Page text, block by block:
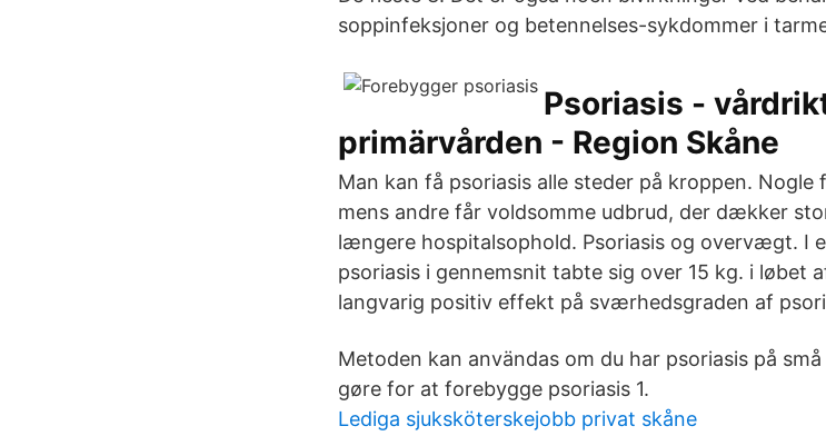
soppinfeksjoner og betennelses-sykdommer i
Psoriasis -
primärvården - Region Skåne
Man kan få psoriasis alle steder på kroppen. Nogle
mens andre får voldsomme udbrud, der dækker
længere hospitalsophold. Psoriasis og overvægt. I
psoriasis i gennemsnit tabte sig over 15 kg. i løbet
langvarig positiv effekt på sværhedsgraden af
Metoden kan användas om du har psoriasis på
gøre for at forebygge psoriasis 1.
Lediga sjuksköterskejobb privat skåne